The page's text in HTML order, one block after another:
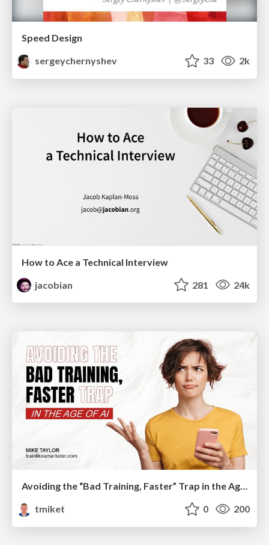
Speed Design
sergeychernyshev
33 2k
How to Ace a Technical Interview
jacobian
281 24k
Avoiding the “Bad Training, Faster” Trap in the Age of AI
tmiket
0 200